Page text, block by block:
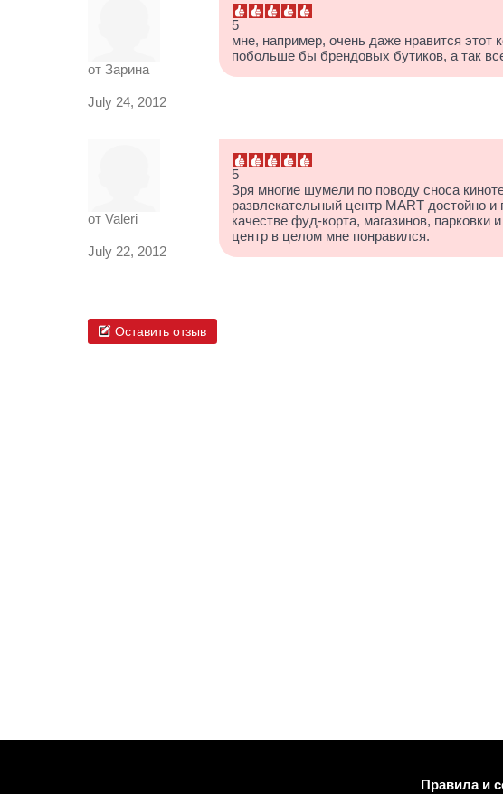
от Зарина
July 24, 2012
5
мне, например, очень даже нравится этот
побольше бы брендовых бутиков, а так
от Valeri
July 22, 2012
5
Зря многие шумели по поводу сноса
развлекательный центр MART достойно
качестве фуд-корта, магазинов, парковки
центр в целом мне понравился.
Оставить отзыв
Правила и